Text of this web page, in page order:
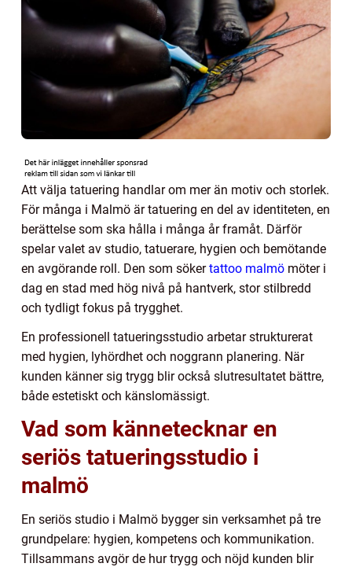
Att välja tatuering handlar om mer än motiv och storlek.
För många i Malmö är tatuering en del av identiteten, en
berättelse som ska hålla i många år framåt. Därför
spelar valet av studio, tatuerare, hygien och bemötande
en avgörande roll. Den som sökertattoo malmö möter i
dag en stad med hög nivå på hantverk, stor stilbredd
och tydligt fokus på trygghet.
En professionell tatueringsstudio arbetar strukturerat
med hygien, lyhördhet och noggrann planering. När
kunden känner sig trygg blir också slutresultatet bättre,
både estetiskt och känslomässigt.
Vad som kännetecknar en
seriös tatueringsstudio i
malmö
En seriös studio i Malmö bygger sin verksamhet på tre
grundpelare: hygien, kompetens och kommunikation.
Tillsammans avgör de hur trygg och nöjd kunden blir